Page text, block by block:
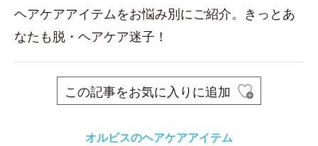
ヘアケアアイテムをお悩み別にご紹介。きっとあ
なたも脱・ヘアケア迷子！
この記事をお気に入りに追加
オルビスのヘアケアアイテム